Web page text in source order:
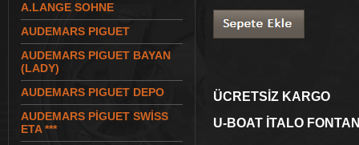
A.LANGE SOHNE
AUDEMARS PIGUET
AUDEMARS PIGUET BAYAN
(LADY)
AUDEMARS PIGUET DEPO
AUDEMARS PİGUET SWİSS
ETA ***
ÜCRETSİZ KARGO
U-BOAT İTALO